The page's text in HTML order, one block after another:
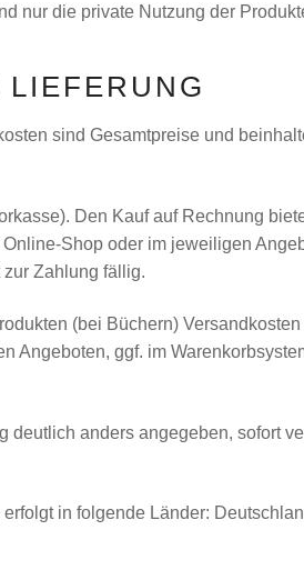
nur die private Nutzung der
sind Gesamtpreise und
Den Kauf auf Rechnung
Shop oder im jeweiligen
Zahlung fällig.
(bei Büchern)
Angeboten, ggf. im
anders angegeben, sofort
in folgende Länder: